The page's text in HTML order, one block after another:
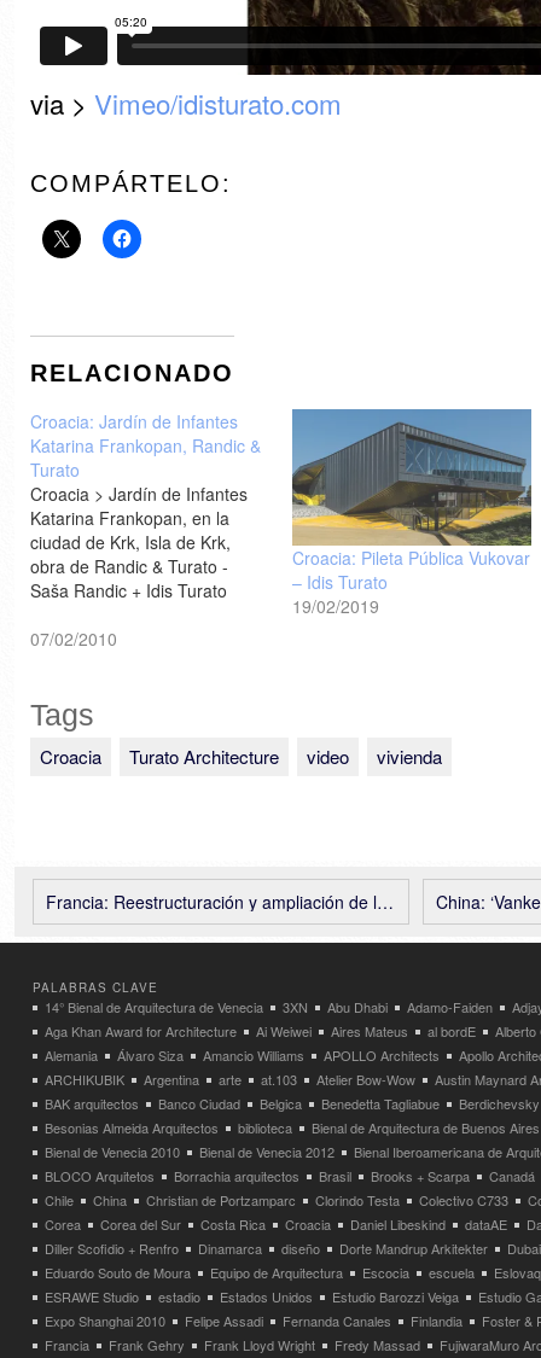
via > Vimeo/idisturato.com
COMPÁRTELO:
RELACIONADO
Croacia: Jardín de Infantes
Katarina Frankopan, Randic &
Turato
Croacia > Jardín de Infantes
Katarina Frankopan, en la
ciudad de Krk, Isla de Krk,
obra de Randic & Turato -
Saša Randic + Idis Turato
07/02/2010
Croacia: Pileta Pública Vukovar
– Idis Turato
19/02/2019
Tags
Croacia Turato Architecture video vivienda
China: ‘Vanke
Francia: Reestructuración y ampliación de la piscina de Bagneux – Dominique Coulon et associés
PALABRAS CLAVE
14° Bienal de Arquitectura de Venecia 3XN Abu Dhabi Adamo-Faiden
Aga Khan Award for Architecture
Ai Weiwei Aires Mateus al bordE
Alberto
Alemania
Álvaro Siza Amancio Williams APOLLO Architects
Apollo
ARCHIKUBIK
Argentina arte at.103 Atelier Bow-Wow
Austin Maynard
BAK arquitectos
Banco Ciudad Belgica Benedetta Tagliabue
Besonias Almeida Arquitectos
biblioteca
Bienal de Arquitectura de Buenos Aires
Bienal de Venecia 2010
Bienal de Venecia 2012
Bienal Iberoamericana de
BLOCO Arquitetos
Borrachia arquitectos Brasil Brooks + Scarpa
Canadá
Chile
China Christian de Portzamparc Clorindo Testa Colectivo C733
Corea
Corea del Sur Costa Rica Croacia Daniel Libeskind dataAE
Diller Scofidio + Renfro
Dinamarca diseño Dorte Mandrup Arkitekter
Dubai
Eduardo Souto de Moura
Equipo de Arquitectura Escocia escuela
ESRAWE Studio
estadio Estados Unidos Estudio Barozzi Veiga
Estudio
Expo Shanghai 2010
Felipe Assadi Fernanda Canales Finlandia
Foster &
Francia
Frank Gehry Frank Lloyd Wright Fredy Massad
FujiwaraMuro